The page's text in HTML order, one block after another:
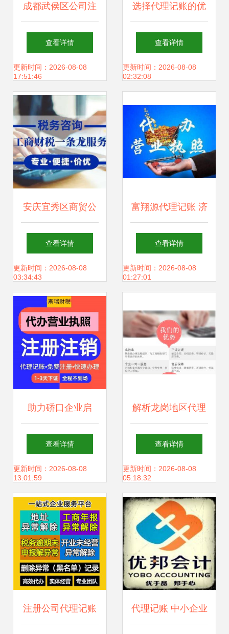
成都武侯区公司注
册与代理记账服务
指南
查看详情
更新时间：2026-08-08
17:51:46
选择代理记账的优
点及好处 助力企业
轻装上阵
查看详情
更新时间：2026-08-08
02:32:08
安庆宜秀区商贸公
司代理记账费用,安
庆记账报税
查看详情
更新时间：2026-08-08
03:34:43
富翔源代理记账 济
南企业的财税管家
与增长引擎
查看详情
更新时间：2026-08-08
01:27:01
助力硚口企业启
航，专业公司注册
与代理记账服务
查看详情
更新时间：2026-08-08
13:01:59
解析龙岗地区代理
记账与税务代理服
务 专业会计审计与
财务管理的重要性
查看详情
更新时间：2026-08-08
05:18:32
注册公司代理记账 代理记账 中小企业